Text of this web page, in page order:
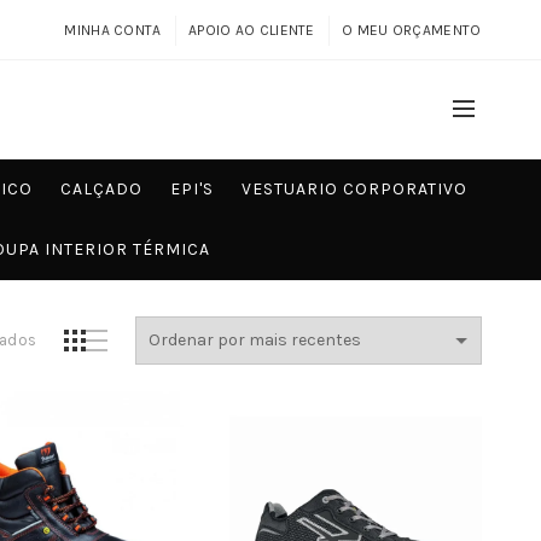
MINHA CONTA APOIO AO CLIENTE O MEU ORÇAMENTO
CALÇADO EPI'S VESTUARIO CORPORATIVO
INTERIOR TÉRMICA
Ordenado